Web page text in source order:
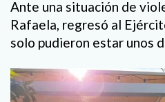
Ante una situación de
Rafaela, regresó al
solo pudieron estar unos